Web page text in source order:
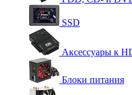
SSD
Аксессуары к
Блоки питания